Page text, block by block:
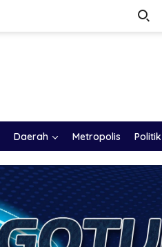
Daerah Metropolis